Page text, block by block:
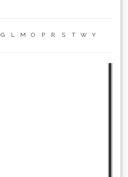
G L M O P R S T W Y